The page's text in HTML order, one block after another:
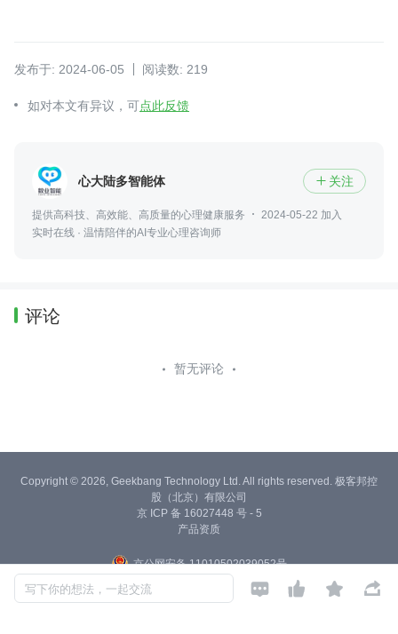
发布于: 2024-06-05 阅读数: 219
如对本文有异议，可点此反馈
心大陆多智能体  关注
提供高科技、高效能、高质量的心理健康服务
2024-05-22 加入
实时在线 · 温情陪伴的AI专业心理咨询师
评论
暂无评论
写下你的想法，一起交流    
Copyright © 2026, Geekbang Technology Ltd. All rights reserved. 极客邦控
股（北京）有限公司
京 ICP 备 16027448 号 - 5
产品资质
京公网安备 11010502039052号